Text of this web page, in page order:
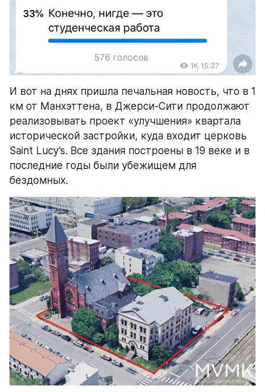
И вот на днях пришла печальная новость, что в 1
км от Манхэттена, в Джерси-Сити продолжают
реализовывать проект «улучшения» квартала
исторической застройки, куда входит церковь
Saint Lucy’s. Все здания построены в 19 веке и в
последние годы были убежищем для
бездомных.